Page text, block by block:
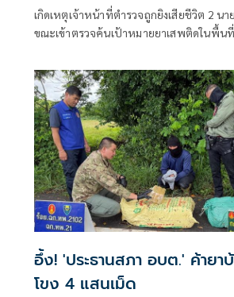
เกิดเหตุเจ้าหน้าที่ตำรวจถูกยิงเสียชีวิต 2 น
ขณะเข้าตรวจค้นเป้าหมายยาเสพติดในพื้น
อึ้ง! 'ประธานสภา อบต.' ค้ายา
โขง 4 แสนเม็ด